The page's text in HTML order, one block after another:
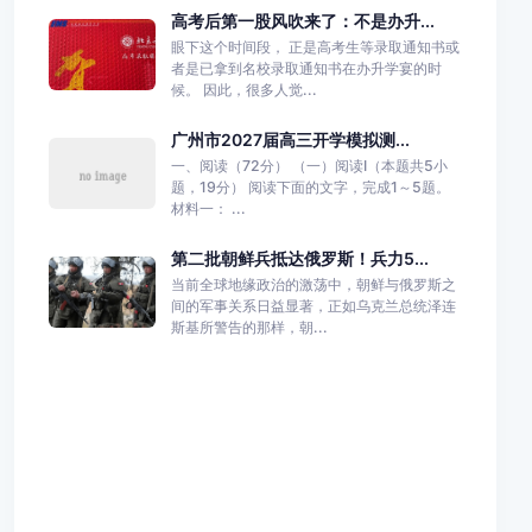
高考后第一股风吹来了：不是办升...
眼下这个时间段， 正是高考生等录取通知书或
者是已拿到名校录取通知书在办升学宴的时
候。 因此，很多人觉...
广州市2027届高三开学模拟测...
一、阅读（72分） （一）阅读I（本题共5小
题，19分） 阅读下面的文字，完成1～5题。
材料一： ...
第二批朝鲜兵抵达俄罗斯！兵力5...
当前全球地缘政治的激荡中，朝鲜与俄罗斯之
间的军事关系日益显著，正如乌克兰总统泽连
斯基所警告的那样，朝...